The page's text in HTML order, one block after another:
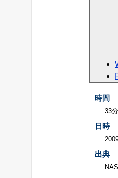
時間
33
日時
出典